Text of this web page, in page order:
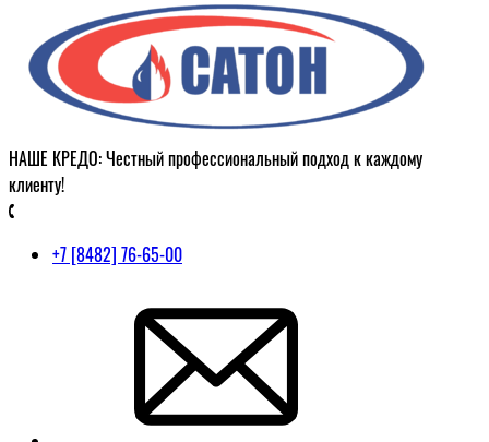
НАШЕ КРЕДО: Честный профессиональный подход к каждому
клиенту!
+7 [8482] 76-65-00